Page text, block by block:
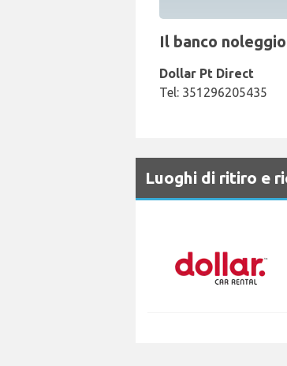
Il banco
Dollar Pt Direct
Tel: 351296205435
Luoghi di ritiro e